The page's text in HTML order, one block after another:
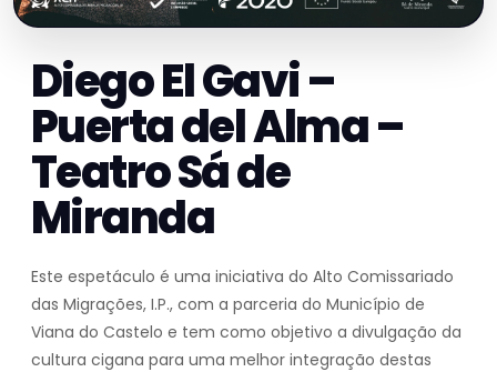
Diego El Gavi –
Puerta del Alma –
Teatro Sá de
Miranda
Este espetáculo é uma iniciativa do Alto Comissariado
das Migrações, I.P., com a parceria do Município de
Viana do Castelo e tem como objetivo a divulgação da
cultura cigana para uma melhor integração destas